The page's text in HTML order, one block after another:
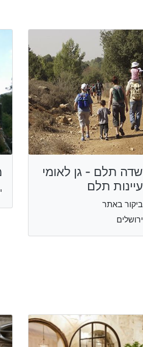
שדה תלם - גן לאומי
עיינות תלם
ביקור באתר
ירושלים